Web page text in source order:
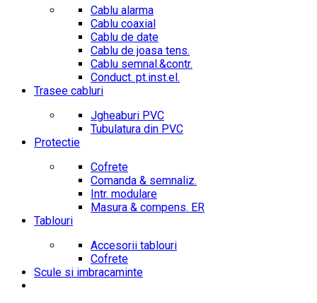
Cablu alarma
Cablu coaxial
Cablu de date
Cablu de joasa tens.
Cablu semnal.&contr.
Conduct. pt.inst.el.
Trasee cabluri
Jgheaburi PVC
Tubulatura din PVC
Protectie
Cofrete
Comanda & semnaliz.
Intr. modulare
Masura & compens. ER
Tablouri
Accesorii tablouri
Cofrete
Scule si imbracaminte